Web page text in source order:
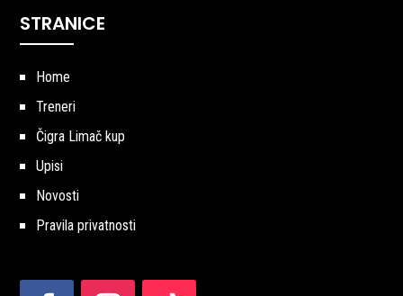
STRANICE
Home
Treneri
Čigra Limač kup
Upisi
Novosti
Pravila privatnosti